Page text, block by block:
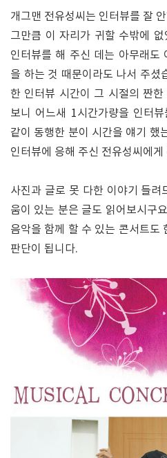
개그맨 전유성씨는 인터뷰를 잘
그만큼 이 자리가 귀할 수밖에
인터뷰를 해 주신 데는 아무래도
을 하는 것 때문이라도 나서 주셨
한 인터뷰 시간이 그 시절의 짠
보니 어느새 1시간가량을 인터
같이 동행한 분이 시간을 얘기 했
인터뷰에 응해 주신 전유성씨에
사진과 글로 못 다한 이야기 들려
움이 있는 분은 글도 읽어보시구
음악을 함께 할 수 있는 콘서트도
판단이 됩니다.